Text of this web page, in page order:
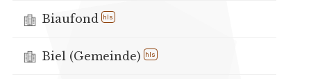
Biaufond hls
Biel (Gemeinde) hls